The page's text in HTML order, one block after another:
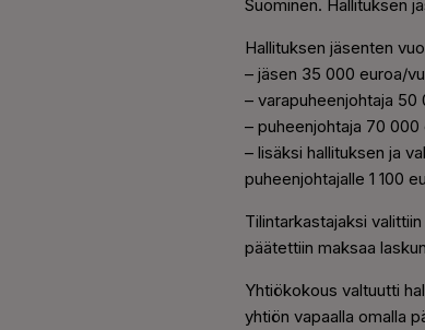
Suominen. Hallituksen
Hallituksen jäsenten
– jäsen 35 000 euroa/
– varapuheenjohtaja 50
– puheenjohtaja 70 000
– lisäksi hallituksen ja
puheenjohtajalle 1 100
Tilintarkastajaksi
päätettiin maksaa
Yhtiökokous valtuutti
yhtiön vapaalla omalla